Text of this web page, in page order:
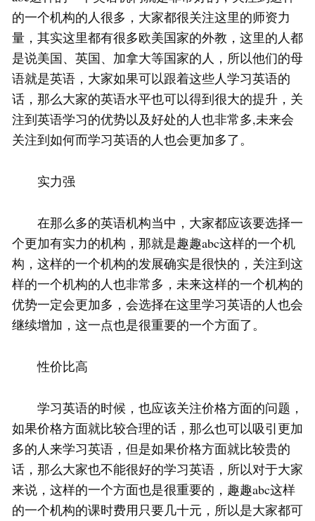
的一个机构的人很多，大家都很关注这里的师资力
量，其实这里都有很多欧美国家的外教，这里的人都
是说美国、英国、加拿大等国家的人，所以他们的母
语就是英语，大家如果可以跟着这些人学习英语的
话，那么大家的英语水平也可以得到很大的提升，关
注到英语学习的优势以及好处的人也非常多,未来会
关注到如何而学习英语的人也会更加多了。
实力强
在那么多的英语机构当中，大家都应该要选择一
个更加有实力的机构，那就是趣趣abc这样的一个机
构，这样的一个机构的发展确实是很快的，关注到这
样的一个机构的人也非常多，未来这样的一个机构的
优势一定会更加多，会选择在这里学习英语的人也会
继续增加，这一点也是很重要的一个方面了。
性价比高
学习英语的时候，也应该关注价格方面的问题，
如果价格方面就比较合理的话，那么也可以吸引更加
多的人来学习英语，但是如果价格方面就比较贵的
话，那么大家也不能很好的学习英语，所以对于大家
来说，这样的一个方面也是很重要的，趣趣abc这样
的一个机构的课时费用只要几十元，所以是大家都可